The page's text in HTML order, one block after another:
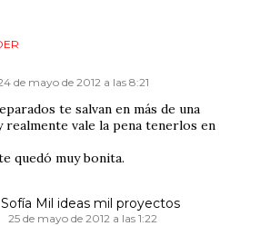
de mayo de 2012 a las 8:21
te salvan en más de una
realmente vale la pena tenerlos en
quedó muy bonita.
Sofía Mil ideas mil proyectos
25 de mayo de 2012 a las 1:22